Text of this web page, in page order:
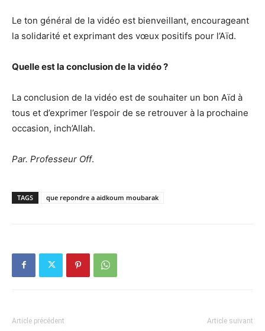
Le ton général de la vidéo est bienveillant, encourageant
la solidarité et exprimant des vœux positifs pour l’Aïd.
Quelle est la conclusion de la vidéo ?
La conclusion de la vidéo est de souhaiter un bon Aïd à
tous et d’exprimer l’espoir de se retrouver à la prochaine
occasion, inch’Allah.
Par. Professeur Off.
TAGS que repondre a aidkoum moubarak
Article précédent Article suivant